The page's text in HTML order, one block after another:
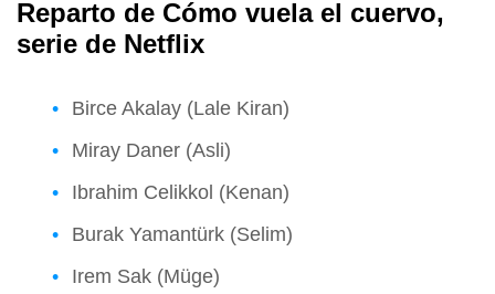
Reparto de Cómo vuela el cuervo,
serie de Netflix
Birce Akalay (Lale Kiran)
Miray Daner (Asli)
Ibrahim Celikkol (Kenan)
Burak Yamantürk (Selim)
Irem Sak (Müge)